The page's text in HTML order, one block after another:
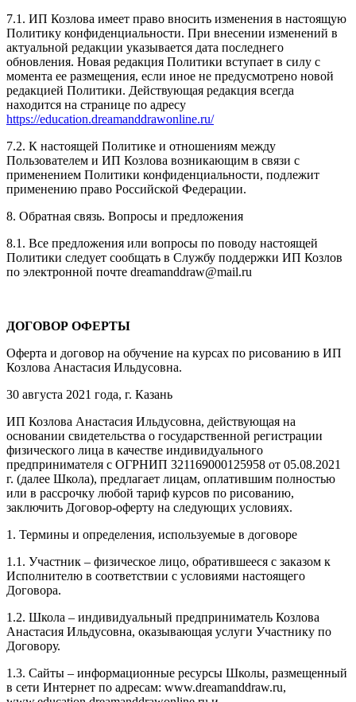
7.1. ИП Козлова имеет право вносить изменения в настоящую
Политику конфиденциальности. При внесении изменений в
актуальной редакции указывается дата последнего
обновления. Новая редакция Политики вступает в силу с
момента ее размещения, если иное не предусмотрено новой
редакцией Политики. Действующая редакция всегда
находится на странице по адресу
https://education.dreamanddrawonline.ru/
7.2. К настоящей Политике и отношениям между
Пользователем и ИП Козлова возникающим в связи с
применением Политики конфиденциальности, подлежит
применению право Российской Федерации.
8. Обратная связь. Вопросы и предложения
8.1. Все предложения или вопросы по поводу настоящей
Политики следует сообщать в Службу поддержки ИП Козлов
по электронной почте dreamanddraw@mail.ru
ДОГОВОР ОФЕРТЫ
Оферта и договор на обучение на курсах по рисованию в ИП
Козлова Анастасия Ильдусовна.
30 августа 2021 года, г. Казань
ИП Козлова Анастасия Ильдусовна, действующая на
основании свидетельства о государственной регистрации
физического лица в качестве индивидуального
предпринимателя с ОГРНИП 321169000125958 от 05.08.2021
г. (далее Школа), предлагает лицам, оплатившим полностью
или в рассрочку любой тариф курсов по рисованию,
заключить Договор-оферту на следующих условиях.
1. Термины и определения, используемые в договоре
1.1. Участник – физическое лицо, обратившееся с заказом к
Исполнителю в соответствии с условиями настоящего
Договора.
1.2. Школа – индивидуальный предприниматель Козлова
Анастасия Ильдусовна, оказывающая услуги Участнику по
Договору.
1.3. Сайты – информационные ресурсы Школы, размещенный
в сети Интернет по адресам: www.dreamanddraw.ru,